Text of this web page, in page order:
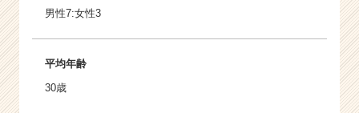
男性7:女性3
平均年齢
30歳